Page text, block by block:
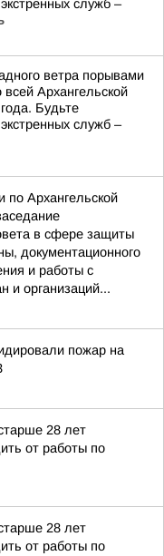
служб –
ветра порывами
Архангельской
Будьте
служб –
Архангельской
в сфере защиты
документационного
и работы с
и организаций...
пожар на
28 лет
от работы по
28 лет
от работы по